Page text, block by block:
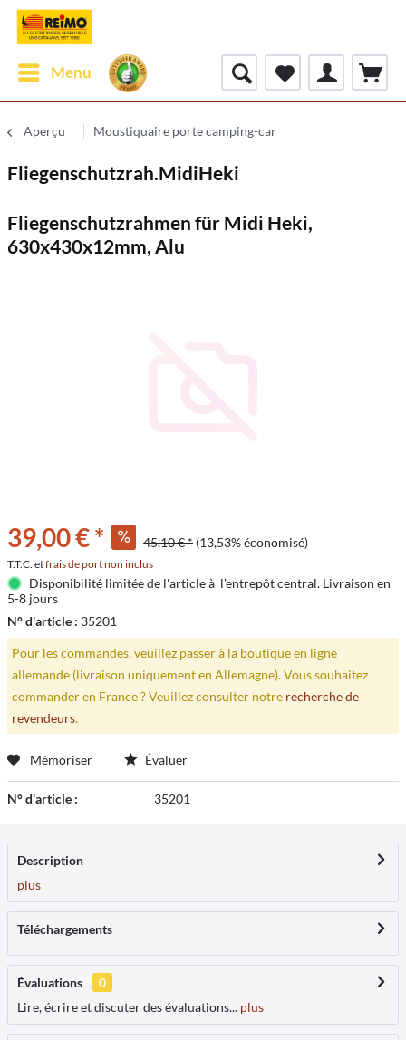
Menu
Aperçu Moustiquaire porte camping-car
Fliegenschutzrah.MidiHeki
Fliegenschutzrahmen für Midi Heki,
630x430x12mm, Alu
39,00 € * 45,10 € * (13,53% économisé)
T.T.C. etfrais de port non inclus
Disponibilité limitée de l'article à l'entrepôt central. Livraison en
5-8 jours
N° d'article : 35201
Pour les commandes, veuillez passer à la boutique en ligne
allemande (livraison uniquement en Allemagne). Vous souhaitez
commander en France ? Veuillez consulter notre recherche de
revendeurs.
Mémoriser Évaluer
N° d'article : 35201
Description
plus
Téléchargements
Évaluations
0
Lire, écrire et discuter des évaluations... plus